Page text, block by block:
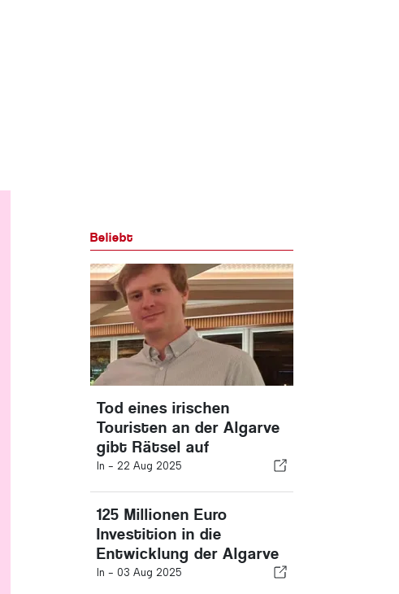
Beliebt
Tod eines irischen
Touristen an der Algarve
gibt Rätsel auf
In - 22 Aug 2025
125 Millionen Euro
Investition in die
Entwicklung der Algarve
In - 03 Aug 2025